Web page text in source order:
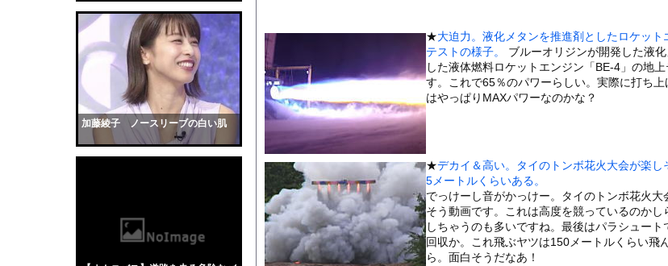
加藤綾子 ノースリーブの白い肌
【動画】ヒョウ2頭が木に登って激しい戦い
【画像】吉川愛さん(26)、縛られてムチムチお乳が強調されてしまう
道路脇で男性が缶切断していたドラム缶が爆発
【黒歴史】こういう昔の大学ヤリサーの流出エロ動画（顔出し）が一番抜ける
韓国人「安貞桓が韓国代表に激怒！『惨憺たる結果、徹底的な刷新が必要だ』と監督や協会を
ケンタッキーとか言う唐揚げ屋ｗｗｗｗｗ
【画像】このAVが性癖ブッ刺さりで精子ドクドク作られるわｗｗｗｗ
【悲報】味噌ラーメンで行列、出来ない
【中国】男の子が爆竹に点火 マンホールが爆発しふた吹き飛ぶ
【画像】伊藤舞雪とかいうＡＶ女優ｗｗｗｗｗｗｗｗｗｗw
★大迫力。液化メタンを推進剤としたロケット
テストの様子。
ブルーオリジンが開発した液
した液体燃料ロケットエンジン「BE-4」の地
す。これで65％のパワーらしい。実際に打ち
はやっぱりMAXパワーなのかな？
★デカイ＆高い。タイのトンボ花火大会が楽し
5メートルくらいある。
でっけーし音がかっけー。タイのトンボ花火大
そう動画です。これは高度を競っているのかし
しちゃうのも多いですね。最後はパラシュート
回収か。これ飛ぶヤツは150メートルくらい飛
ら。面白そうだなあ！